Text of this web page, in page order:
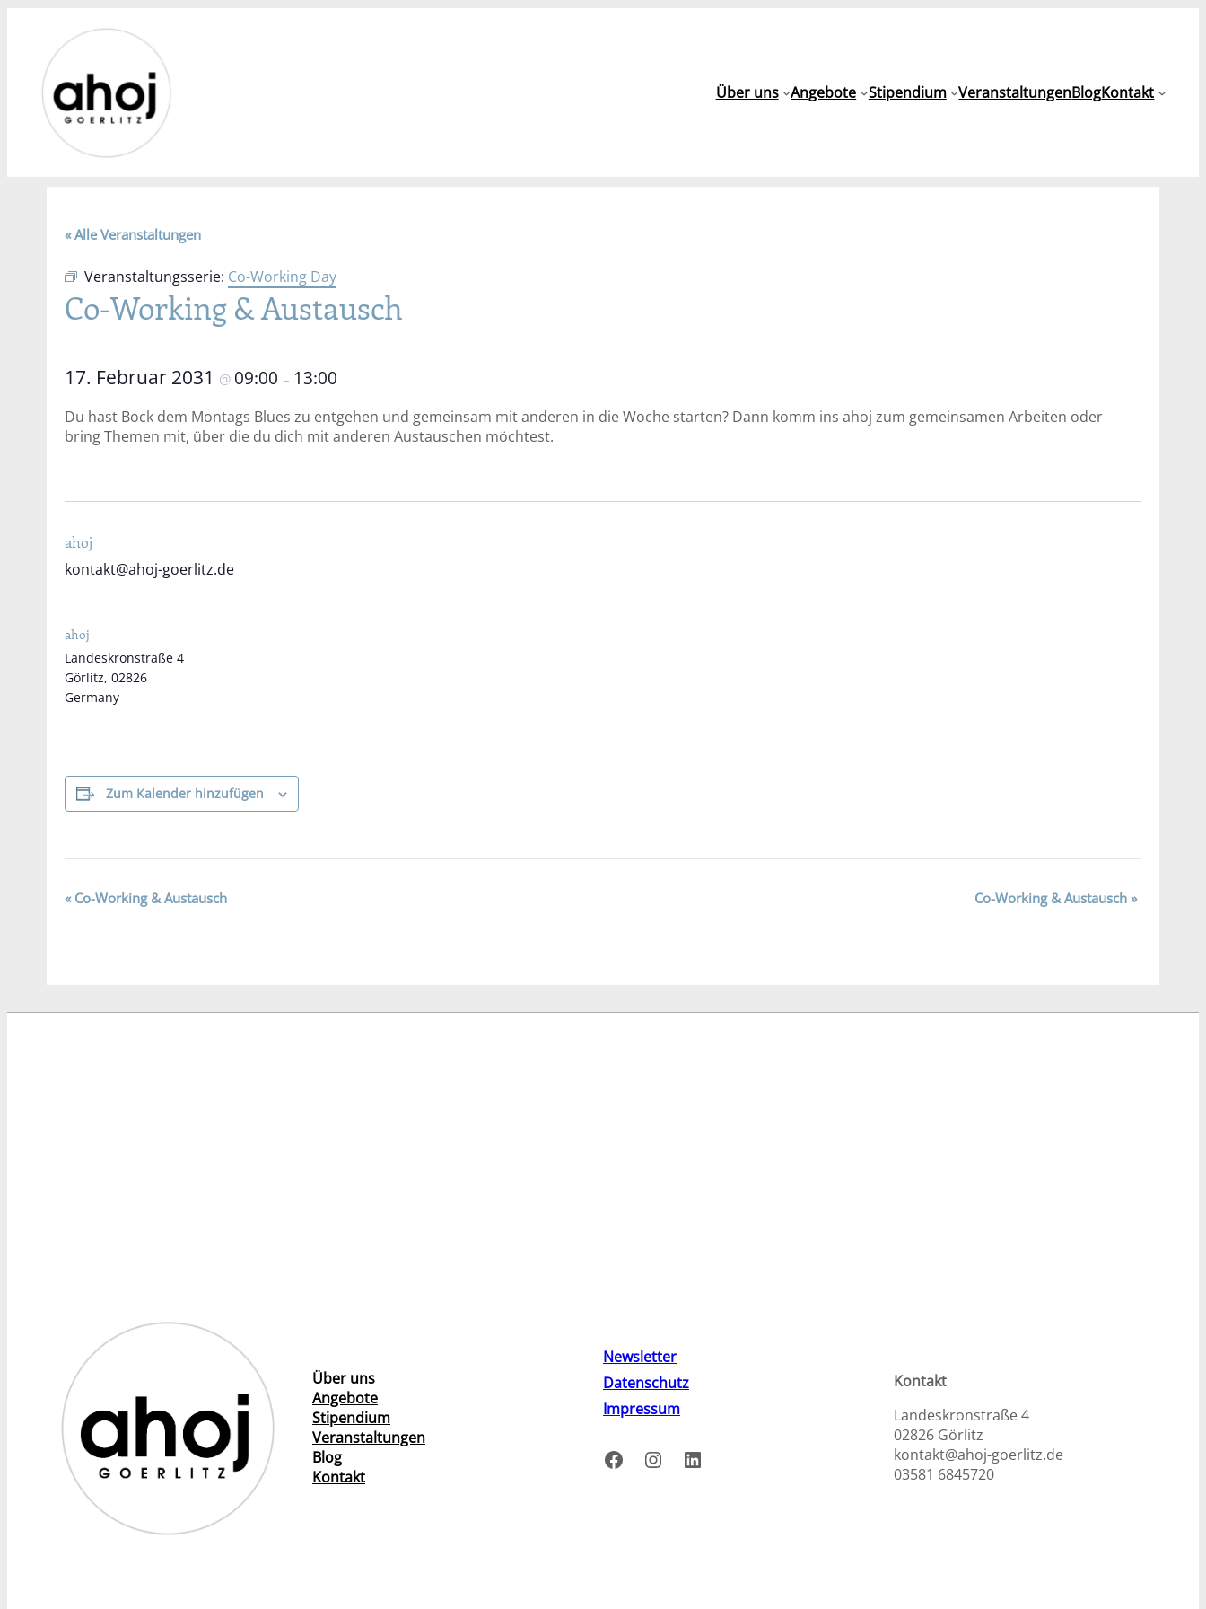
Über uns Angebote Stipendium VeranstaltungenBlogKontakt
« Alle Veranstaltungen
Veranstaltungsserie: Co-Working Day
Co-Working & Austausch
17. Februar 2031 @ 09:00 – 13:00
Du hast Bock dem Montags Blues zu entgehen und gemeinsam mit anderen in die Woche starten? Dann komm ins ahoj zum gemeinsamen Arbeiten oder
bring Themen mit, über die du dich mit anderen Austauschen möchtest.
ahoj
kontakt@ahoj-goerlitz.de
ahoj
Landeskronstraße 4
Görlitz, 02826
Germany
Zum Kalender hinzufügen
Veranstaltung-
«Co-Working & Austausch Co-Working & Austausch »
Über uns
Angebote
Stipendium
Veranstaltungen
Blog
Kontakt
Newsletter
Datenschutz
Impressum
Facebook Instagram LinkedIn
Kontakt
Landeskronstraße 4
02826 Görlitz
kontakt@ahoj-goerlitz.de
03581 6845720